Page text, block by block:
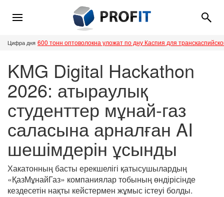
Цифра дня 600 тонн оптоволокна уложат по дну Каспия для
KMG Digital Hackathon
2026: атыраулық
студенттер мұнай-газ
саласына арналған AI
шешімдерін ұсынды
Хакатонның басты ерекшелігі қатысушылардың
«ҚазМұнайГаз» компаниялар тобының өндірісінде
кездесетін нақты кейстермен жұмыс істеуі болды.